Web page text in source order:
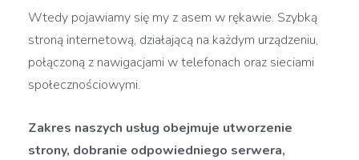
Wtedy pojawiamy się my z asem w rękawie. Szybką
stroną internetową, działającą na każdym urządzeniu,
połączoną z nawigacjami w telefonach oraz sieciami
społecznościowymi.
Zakres naszych usług obejmuje utworzenie
strony, dobranie odpowiedniego serwera,